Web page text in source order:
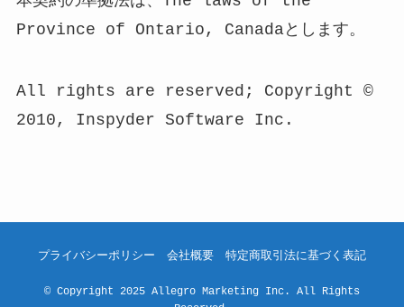
Province of Ontario, Canadaとします。
All rights are reserved; Copyright ©
2010, Inspyder Software Inc.
プライバシーポリシー 会社概要 特定商取引法に基づく表記
© Copyright 2025 Allegro Marketing Inc. All Rights